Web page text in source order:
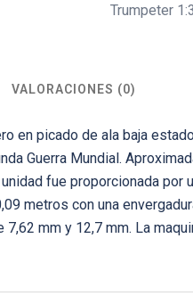
Trumpeter
VALORACIONES (0)
en picado de ala baja
Guerra Mundial.
fue proporcionada
metros con una
mm y 12,7 mm. La